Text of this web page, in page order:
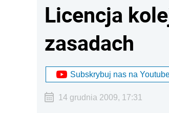
Licencja
zasadach
Subskrybuj nas na
14 grudnia 2009, 17:31